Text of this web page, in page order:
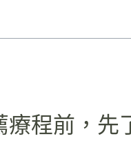
療程前，先